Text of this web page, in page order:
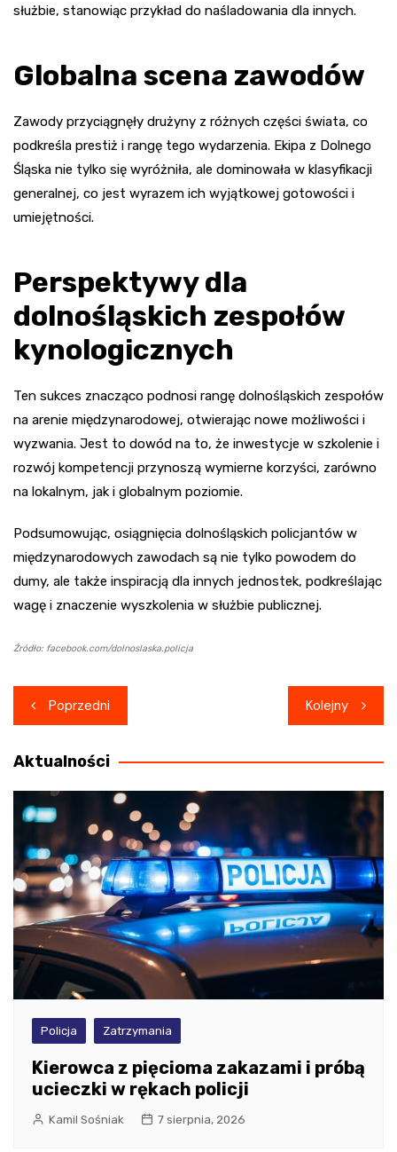
służbie, stanowiąc przykład do naśladowania dla innych.
Globalna scena zawodów
Zawody przyciągnęły drużyny z różnych części świata, co
podkreśla prestiż i rangę tego wydarzenia. Ekipa z Dolnego
Śląska nie tylko się wyróżniła, ale dominowała w klasyfikacji
generalnej, co jest wyrazem ich wyjątkowej gotowości i
umiejętności.
Perspektywy dla
dolnośląskich zespołów
kynologicznych
Ten sukces znacząco podnosi rangę dolnośląskich zespołów
na arenie międzynarodowej, otwierając nowe możliwości i
wyzwania. Jest to dowód na to, że inwestycje w szkolenie i
rozwój kompetencji przynoszą wymierne korzyści, zarówno
na lokalnym, jak i globalnym poziomie.
Podsumowując, osiągnięcia dolnośląskich policjantów w
międzynarodowych zawodach są nie tylko powodem do
dumy, ale także inspiracją dla innych jednostek, podkreślając
wagę i znaczenie wyszkolenia w służbie publicznej.
Źródło: facebook.com/dolnoslaska.policja
Nawigacja
wpisu
Poprzedni Kolejny
Aktualności
Policja Zatrzymania
Kierowca z pięcioma zakazami i próbą
ucieczki w rękach policji
Kamil Sośniak 7 sierpnia, 2026